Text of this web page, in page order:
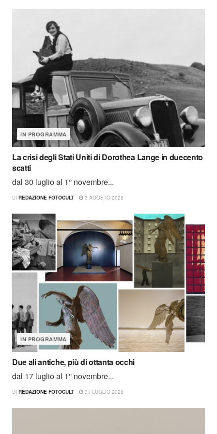
IN PROGRAMMA
La crisi degli Stati Uniti di Dorothea Lange in duecento
scatti
dal 30 luglio al 1° novembre...
DI REDAZIONE FOTOCULT 3 AGOSTO 2026
IN PROGRAMMA
Due ali antiche, più di ottanta occhi
dal 17 luglio al 1° novembre...
DI REDAZIONE FOTOCULT 31 LUGLIO 2026